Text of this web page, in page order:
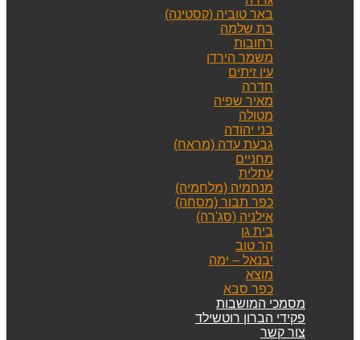
באר טוביה (קסטינה)
בת שלמה
רחובות
משמר הירדן
עין זיתים
חדרה
מאיר שפיה
מטולה
בני יהודה
גבעת עדה (מראח)
מחניים
עתלית
מנחמיה (מלחמיה)
כפר תבור (מסחה)
אילניה (סג'רה)
בית גן
הר טוב
יבנאל – ימה
מוצא
כפר סבא
מסמכי המושבות
פקידי הברון רוטשילד
צור קשר